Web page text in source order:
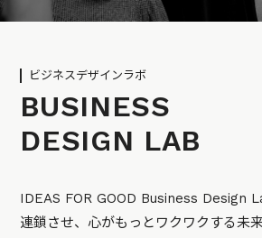
ビジネスデザインラボ
BUSINESS
DESIGN LAB
IDEAS FOR GOOD Business Design
連鎖させ、心がもっとワクワクする未